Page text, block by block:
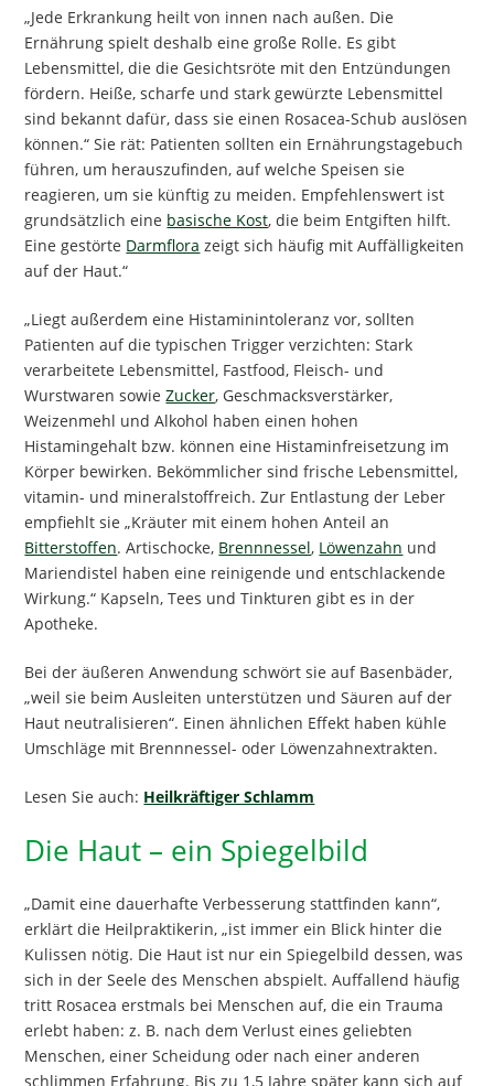
„Jede Erkrankung heilt von innen nach außen. Die
Ernährung spielt deshalb eine große Rolle. Es gibt
Lebensmittel, die die Gesichtsröte mit den Entzündungen
fördern. Heiße, scharfe und stark gewürzte Lebensmittel
sind bekannt dafür, dass sie einen Rosacea-Schub auslösen
können.“ Sie rät: Patienten sollten ein Ernährungstagebuch
führen, um herauszufinden, auf welche Speisen sie
reagieren, um sie künftig zu meiden. Empfehlenswert ist
grundsätzlich eine basische Kost, die beim Entgiften hilft.
Eine gestörte Darmflora zeigt sich häufig mit Auffälligkeiten
auf der Haut.“
„Liegt außerdem eine Histaminintoleranz vor, sollten
Patienten auf die typischen Trigger verzichten: Stark
verarbeitete Lebensmittel, Fastfood, Fleisch- und
Wurstwaren sowieZucker, Geschmacksverstärker,
Weizenmehl und Alkohol haben einen hohen
Histamingehalt bzw. können eine Histaminfreisetzung im
Körper bewirken. Bekömmlicher sind frische Lebensmittel,
vitamin- und mineralstoffreich. Zur Entlastung der Leber
empfiehlt sie „Kräuter mit einem hohen Anteil an
Bitterstoffen. Artischocke, Brennnessel, Löwenzahn und
Mariendistel haben eine reinigende und entschlackende
Wirkung.“ Kapseln, Tees und Tinkturen gibt es in der
Apotheke.
Bei der äußeren Anwendung schwört sie auf Basenbäder,
„weil sie beim Ausleiten unterstützen und Säuren auf der
Haut neutralisieren“. Einen ähnlichen Effekt haben kühle
Umschläge mit Brennnessel- oder Löwenzahnextrakten.
Lesen Sie auch: Heilkräftiger Schlamm
Die Haut – ein Spiegelbild
„Damit eine dauerhafte Verbesserung stattfinden kann“,
erklärt die Heilpraktikerin, „ist immer ein Blick hinter die
Kulissen nötig. Die Haut ist nur ein Spiegelbild dessen, was
sich in der Seele des Menschen abspielt. Auffallend häufig
tritt Rosacea erstmals bei Menschen auf, die ein Trauma
erlebt haben: z. B. nach dem Verlust eines geliebten
Menschen, einer Scheidung oder nach einer anderen
schlimmen Erfahrung. Bis zu 1,5 Jahre später kann sich auf